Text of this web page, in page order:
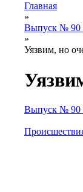
Главная
»
Выпуск № 90
»
Уязвим, но
Выпуск № 90